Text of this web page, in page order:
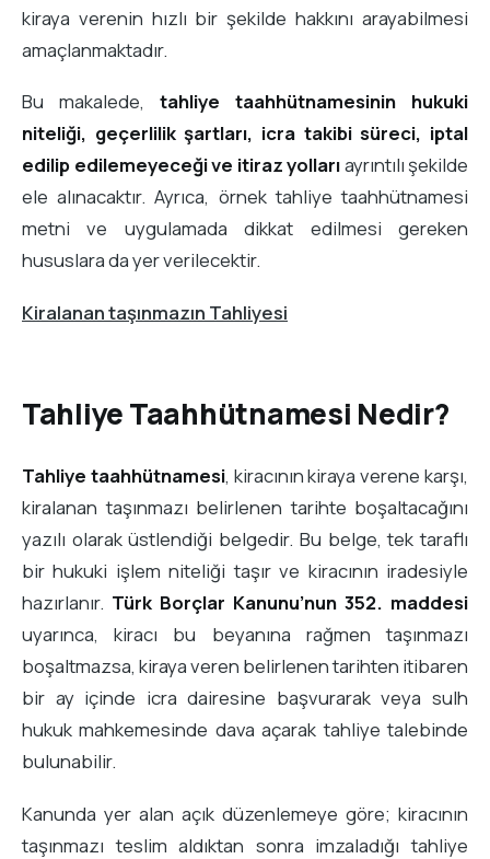
kiraya verenin hızlı bir şekilde hakkını arayabilmesi
amaçlanmaktadır.
Bu makalede, tahliye taahhütnamesinin hukuki
niteliği, geçerlilik şartları, icra takibi süreci, iptal
edilip edilemeyeceği ve itiraz yollarıayrıntılı şekilde
ele alınacaktır. Ayrıca, örnek tahliye taahhütnamesi
metni ve uygulamada dikkat edilmesi gereken
hususlara da yer verilecektir.
Kiralanan taşınmazın Tahliyesi
Tahliye Taahhütnamesi Nedir?
Tahliye taahhütnamesi, kiracının kiraya verene karşı,
kiralanan taşınmazı belirlenen tarihte boşaltacağını
yazılı olarak üstlendiği belgedir. Bu belge, tek taraflı
bir hukuki işlem niteliği taşır ve kiracının iradesiyle
hazırlanır. Türk Borçlar Kanunu’nun 352. maddesi
uyarınca, kiracı bu beyanına rağmen taşınmazı
boşaltmazsa, kiraya veren belirlenen tarihten itibaren
bir ay içinde icra dairesine başvurarak veya sulh
hukuk mahkemesinde dava açarak tahliye talebinde
bulunabilir.
Kanunda yer alan açık düzenlemeye göre; kiracının
taşınmazı teslim aldıktan sonra imzaladığı tahliye